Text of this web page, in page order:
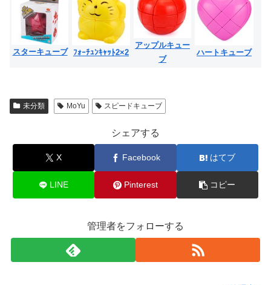
スターキューブ ﾌｫｰﾁｭﾝｷｬｯﾄ2×2
アップルキュー
ブ
ハートキューブ
未分類 MoYu スピードキューブ
シェアする
X Facebook はてブ
LINE Pinterest コピー
管理者をフォローする